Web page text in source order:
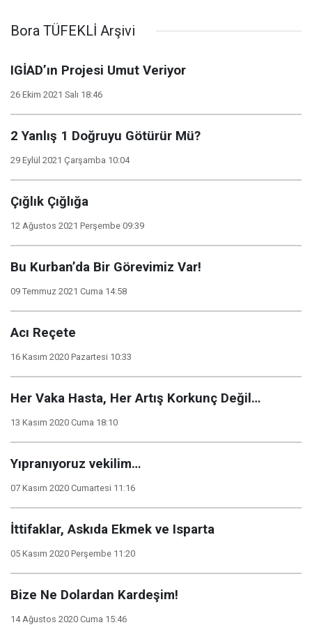
Bora TÜFEKLİ Arşivi
IGİAD’ın Projesi Umut Veriyor
26 Ekim 2021 Salı 18:46
2 Yanlış 1 Doğruyu Götürür Mü?
29 Eylül 2021 Çarşamba 10:04
Çığlık Çığlığa
12 Ağustos 2021 Perşembe 09:39
Bu Kurban’da Bir Görevimiz Var!
09 Temmuz 2021 Cuma 14:58
Acı Reçete
16 Kasım 2020 Pazartesi 10:33
Her Vaka Hasta, Her Artış Korkunç Değil…
13 Kasım 2020 Cuma 18:10
Yıpranıyoruz vekilim…
07 Kasım 2020 Cumartesi 11:16
İttifaklar, Askıda Ekmek ve Isparta
05 Kasım 2020 Perşembe 11:20
Bize Ne Dolardan Kardeşim!
14 Ağustos 2020 Cuma 15:46